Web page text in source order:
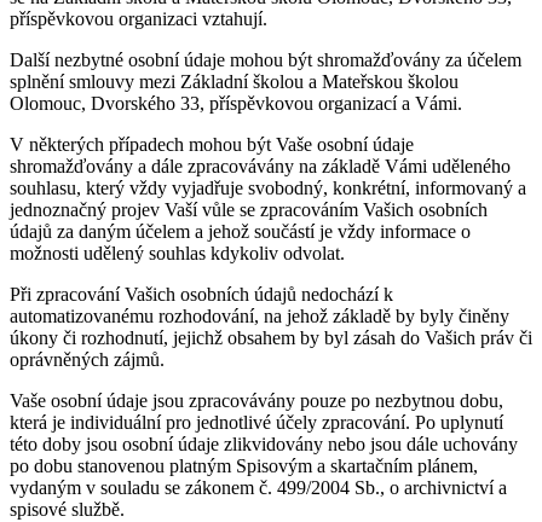
příspěvkovou organizaci vztahují.
Další nezbytné osobní údaje mohou být shromažďovány za účelem
splnění smlouvy mezi Základní školou a Mateřskou školou
Olomouc, Dvorského 33, příspěvkovou organizací a Vámi.
V některých případech mohou být Vaše osobní údaje
shromažďovány a dále zpracovávány na základě Vámi uděleného
souhlasu, který vždy vyjadřuje svobodný, konkrétní, informovaný a
jednoznačný projev Vaší vůle se zpracováním Vašich osobních
údajů za daným účelem a jehož součástí je vždy informace o
možnosti udělený souhlas kdykoliv odvolat.
Při zpracování Vašich osobních údajů nedochází k
automatizovanému rozhodování, na jehož základě by byly činěny
úkony či rozhodnutí, jejichž obsahem by byl zásah do Vašich práv či
oprávněných zájmů.
Vaše osobní údaje jsou zpracovávány pouze po nezbytnou dobu,
která je individuální pro jednotlivé účely zpracování. Po uplynutí
této doby jsou osobní údaje zlikvidovány nebo jsou dále uchovány
po dobu stanovenou platným Spisovým a skartačním plánem,
vydaným v souladu se zákonem č. 499/2004 Sb., o archivnictví a
spisové službě.